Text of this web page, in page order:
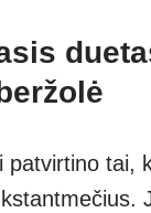
patvirtino tai,